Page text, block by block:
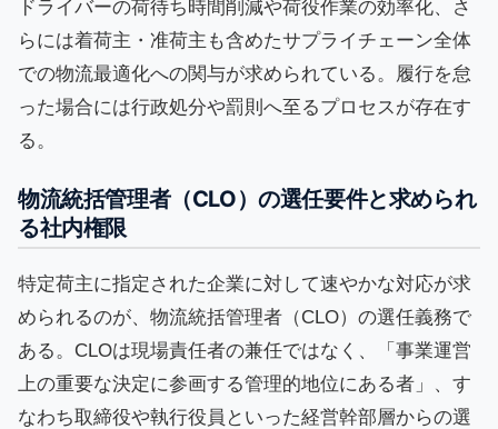
ドライバーの荷待ち時間削減や荷役作業の効率化、さ
らには着荷主・准荷主も含めたサプライチェーン全体
での物流最適化への関与が求められている。履行を怠
った場合には行政処分や罰則へ至るプロセスが存在す
る。
物流統括管理者（CLO）の選任要件と求められ
る社内権限
特定荷主に指定された企業に対して速やかな対応が求
められるのが、物流統括管理者（CLO）の選任義務で
ある。CLOは現場責任者の兼任ではなく、「事業運営
上の重要な決定に参画する管理的地位にある者」、す
なわち取締役や執行役員といった経営幹部層からの選